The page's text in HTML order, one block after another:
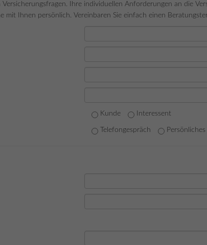
Ihre individuellen Anforderungen an die
mit Ihnen persönlich. Vereinbaren Sie einfach einen
Kunde Interessent
Telefongespräch